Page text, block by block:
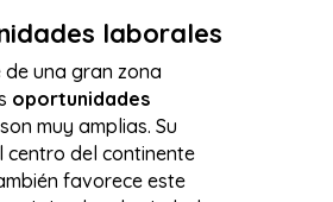
laborales
una gran zona
oportunidades
son muy amplias. Su
centro del continente
favorece este